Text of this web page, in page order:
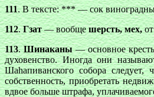
111. В тексте: *** — сок
112.Гзат— вообщешерсть, мех,от
113.Шинаканы— основное
духовенство. Иногда они
Шаhапиванского собора следует,
собственность, приобретать
вдвое больше штрафа,